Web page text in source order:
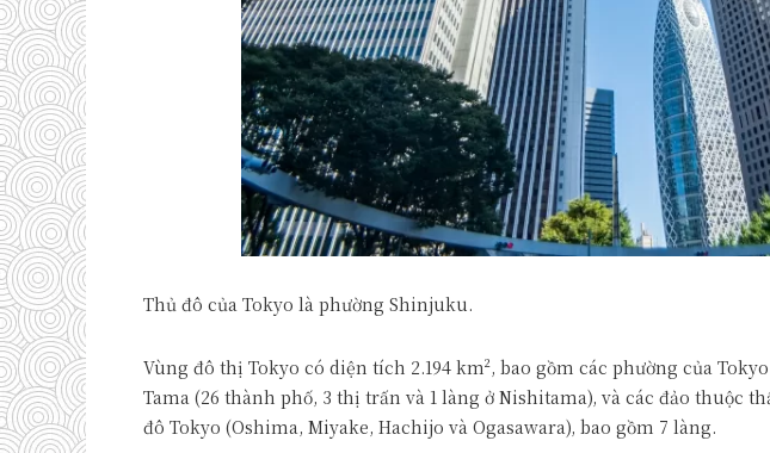
Thủ đô của Tokyo là phường Shinjuku.
Vùng đô thị Tokyo có diện tích 2.194 km², bao gồm các phường của
Tama (26 thành phố, 3 thị trấn và 1 làng ở Nishitama), và các đảo thuộc
đô Tokyo (Oshima, Miyake, Hachijo và Ogasawara), bao gồm 7 làng.